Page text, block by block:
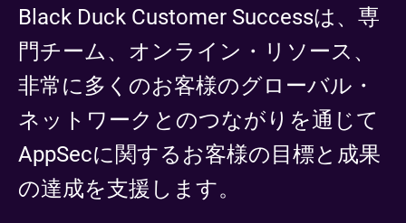
Black Duck Customer Successは、専
門チーム、オンライン・リソース、
非常に多くのお客様のグローバル・
ネットワークとのつながりを通じて
AppSecに関するお客様の目標と成果
の達成を支援します。